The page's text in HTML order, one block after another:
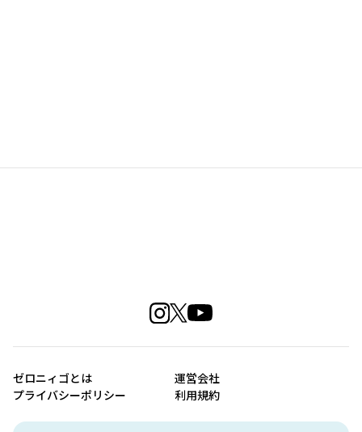
ゼロニィゴとは
運営会社
プライバシーポリシー
利用規約